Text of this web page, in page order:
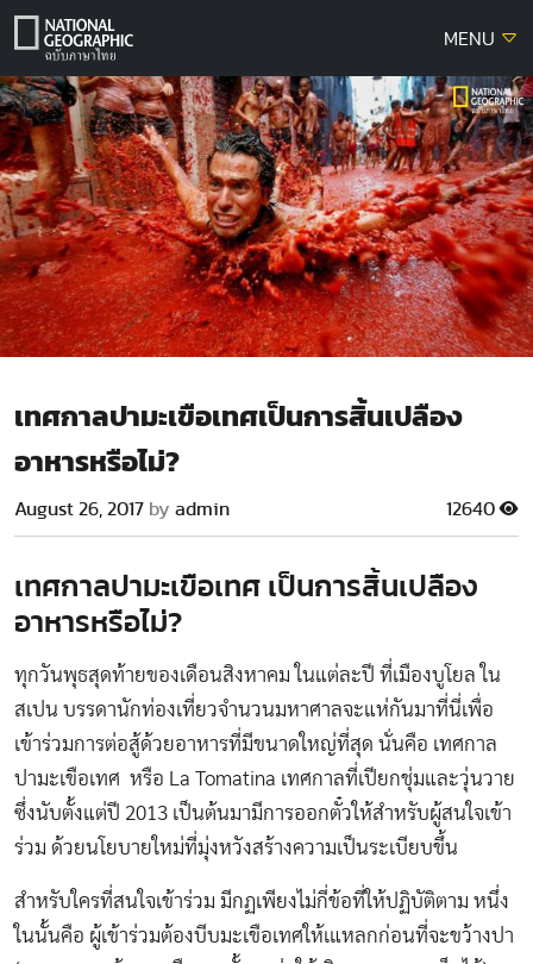
Skip
MENU
เทศกาลปามะเขือเทศเป็นการสิ้นเปลือง
อาหารหรือไม่?
August 26, 2017 by admin 12640
เทศกาลปามะเขือเทศ เป็นการสิ้นเปลือง
อาหารหรือไม่?
ทุกวันพุธสุดท้ายของเดือนสิงหาคม ในแต่ละปี ที่เมืองบูโยล ใน
สเปน บรรดานักท่องเที่ยวจำนวนมหาศาลจะแห่กันมาที่นี่เพื่อ
เข้าร่วมการต่อสู้ด้วยอาหารที่มีขนาดใหญ่ที่สุด นั่นคือ เทศกาล
ปามะเขือเทศ หรือ La Tomatina เทศกาลที่เปียกชุ่มและวุ่นวาย
ซึ่งนับตั้งแต่ปี 2013 เป็นต้นมามีการออกตั๋วให้สำหรับผู้สนใจเข้า
ร่วม ด้วยนโยบายใหม่ที่มุ่งหวังสร้างความเป็นระเบียบขึ้น
สำหรับใครที่สนใจเข้าร่วม มีกฏเพียงไม่กี่ข้อที่ให้ปฏิบัติตาม หนึ่ง
ในนั้นคือ ผู้เข้าร่วมต้องบีบมะเขือเทศให้เแหลกก่อนที่จะขว้างปา